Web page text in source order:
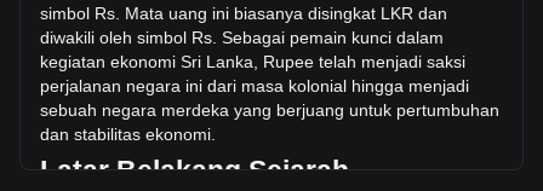
Info lebih lanjut tentang Cosmos di Bitget
Harga Cosmos
Prediksi harga Cosmos
Apa itu Cosmos (ATOM)
Kalkulator profit Cosmos
simbol Rs. Mata uang ini biasanya disingkat LKR dan
diwakili oleh simbol Rs. Sebagai pemain kunci dalam
kegiatan ekonomi Sri Lanka, Rupee telah menjadi saksi
perjalanan negara ini dari masa kolonial hingga menjadi
sebuah negara merdeka yang berjuang untuk pertumbuhan
dan stabilitas ekonomi.
Latar Belakang Sejarah